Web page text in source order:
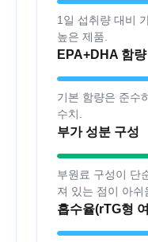
1일 섭취량 대비
높은 제품.
EPA+DHA 함량
기본 함량은 준수
수치.
부가 성분 구성
부원료 구성이 단
져 있는 점이 아쉬
흡수율(rTG형